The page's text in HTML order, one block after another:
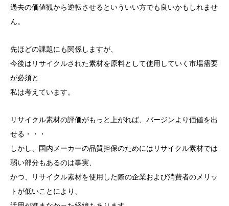
過去の価値観から逆転させるといういい方でも良いかもしれませ
ん。
先ほどの課題にも関係しますが、
今後はリサイクルされた素材を原料として使用していく市場需要
が必須と
私は考えています。
リサイクル素材の評価がもっと上がれば、バージンより価値を出
せる・・・
しかし、国内メーカーの品質担保のためにはリサイクル素材では
弱い部分もあるのは事実、
かつ、リサイクル素材を使用した際の企業および消費者のメリッ
トが低いことにより、